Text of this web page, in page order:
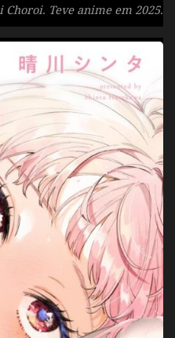
Teve anime em 2025.